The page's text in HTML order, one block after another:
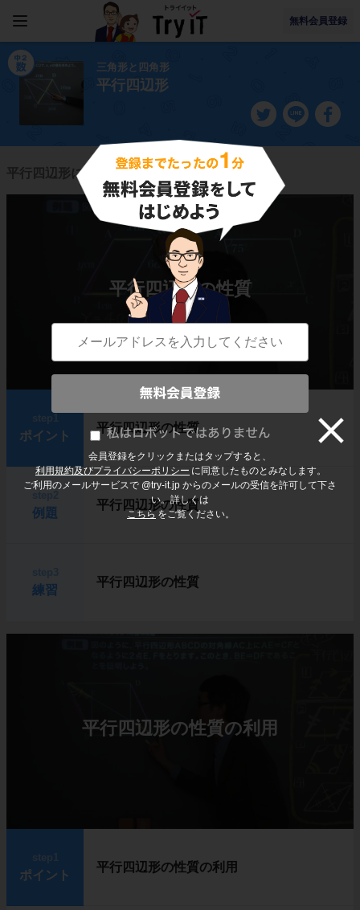
無料会員登録
会員登録をクリックまたはタップすると、
利用規約及びプライバシーポリシー に同意したものとみなします。
ご利用のメールサービスで @try-it.jp からのメールの受信を許可して下さ
い。詳しくは
こちら をご覧ください。
三角形と四角形
平行四辺形
平行四辺形に関連する授業一覧
平行四辺形の性質
ポイント
平行四辺形の性質
例題
平行四辺形の性質
練習
平行四辺形の性質
平行四辺形の性質の利用
ポイント
平行四辺形の性質の利用